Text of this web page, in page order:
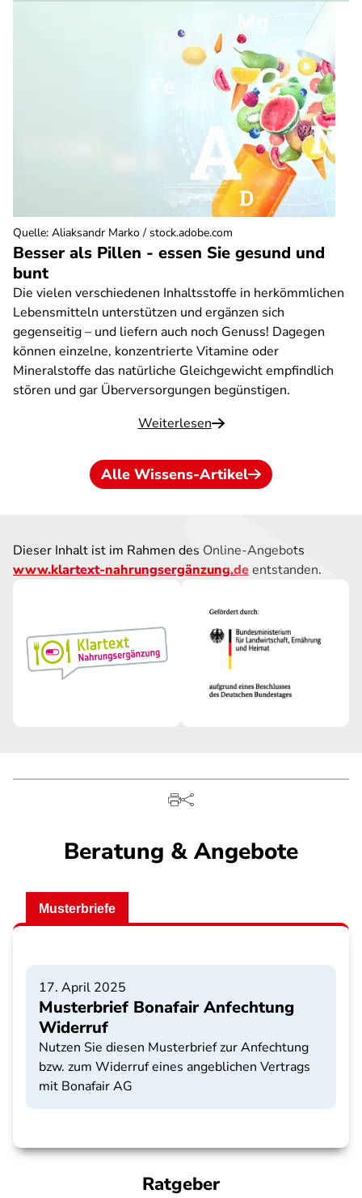
Besser als Pillen - essen Sie gesund und
bunt
Die vielen verschiedenen Inhaltsstoffe in herkömmlichen
Lebensmitteln unterstützen und ergänzen sich
gegenseitig – und liefern auch noch Genuss! Dagegen
können einzelne, konzentrierte Vitamine oder
Mineralstoffe das natürliche Gleichgewicht empfindlich
stören und gar Überversorgungen begünstigen.
Weiterlesen
Quelle: Aliaksandr Marko / stock.adobe.com
Alle Wissens-Artikel
Dieser Inhalt ist im Rahmen des Online-Angebots
www.klartext-nahrungsergänzung.deentstanden.
Beratung & Angebote
Musterbriefe
17. April 2025
Musterbrief Bonafair Anfechtung
Widerruf
Nutzen Sie diesen Musterbrief zur Anfechtung
bzw. zum Widerruf eines angeblichen Vertrags
mit Bonafair AG
Ratgeber